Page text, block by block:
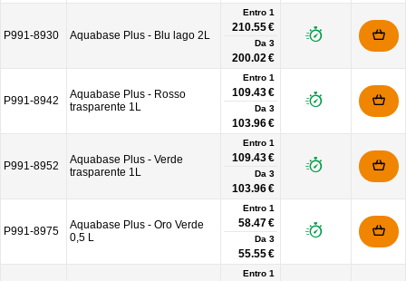
P991-8930 Aquabase Plus - Blu lago 2L
Entro 1
210.55 €
Da 3
200.02 €
P991-8942
Aquabase Plus - Rosso
trasparente 1L
Entro 1
109.43 €
Da 3
103.96 €
P991-8952
Aquabase Plus - Verde
trasparente 1L
Entro 1
109.43 €
Da 3
103.96 €
P991-8975
Aquabase Plus - Oro Verde
0,5 L
Entro 1
58.47 €
Da 3
55.55 €
Entro 1